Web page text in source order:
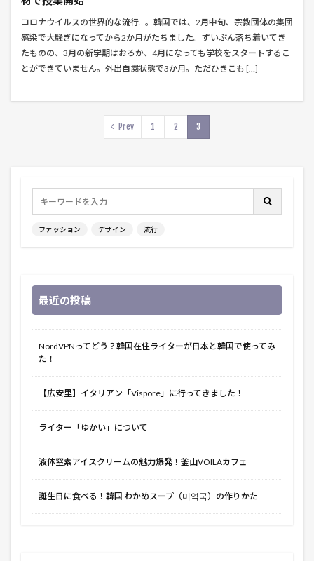
コロナウイルスの世界的な流行…。韓国では、2月中旬、宗教団体の集団
感染で大騒ぎになってから2か月がたちました。ずいぶん落ち着いてき
たものの、3月の新学期はおろか、4月になっても学校をスタートするこ
とができていません。外出自粛状態で3か月。ただひきこも […]
Prev 1 2 3
ファッション デザイン 流行
最近の投稿
NordVPNってどう？韓国在住ライターが日本と韓国で使ってみ
た！
【広安里】イタリアン「Vispore」に行ってきました！
ライター「ゆかい」について
液体窒素アイスクリームの魅力爆発！釜山VOILAカフェ
誕生日に食べる！韓国 わかめスープ（미역국）の作りかた